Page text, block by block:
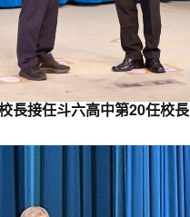
長接任斗六高中第20任校長